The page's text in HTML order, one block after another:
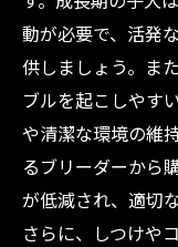
動が必要で、活発
供しましょう。ま
ブルを起こしやす
や清潔な環境の維
るブリーダーから
が低減され、適切
さらに、しつけや